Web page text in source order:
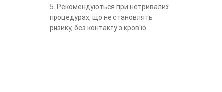
Рекомендуються при нетривалих
процедурах, що не становлять
ризику, без контакту з кров'ю